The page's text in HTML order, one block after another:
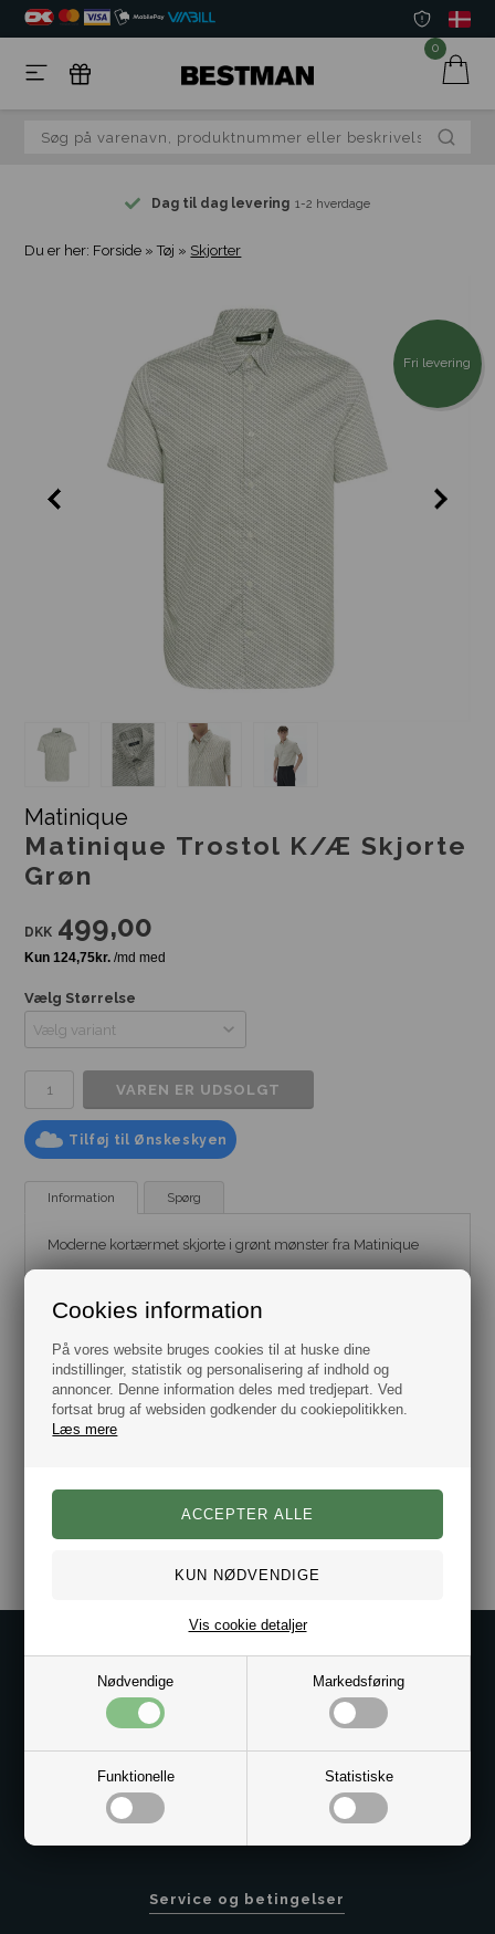
Cookies information
På vores website bruges cookies til at huske dine
indstillinger, statistik og personalisering af indhold og
annoncer. Denne information deles med tredjepart. Ved
fortsat brug af websiden godkender du cookiepolitikken.
Læs mere
Nødvendige Markedsføring
Funktionelle Statistiske
Vis cookie detaljer
0
Dag til dag levering 1-2 hverdage
Du er her: Forside »Tøj » Skjorter
Fri levering
Matinique
Matinique Trostol K/Æ Skjorte
Grøn
DKK 499,00
Vælg Størrelse
Tilføj til Ønskeskyen
Information Spørg
Moderne kortærmet skjorte i grønt mønster fra Matinique
Pasform: Regular Fit
Størrelse: Flere varianter fra str. S til 3XL
Materiale: 100% Bomuld
2010-30208038-180312
Kontakt os på
Kundeservice@bestman.dk
Service og betingelser